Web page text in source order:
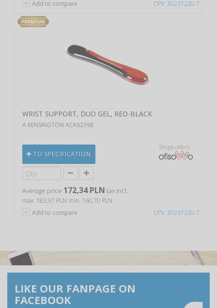
CPV: 30237220-7
Add to compare
CPV: 30237220-7
WRIST SUPPORT, DUO GEL, RED-BLACK
A KENSINGTON ACK62398
TO SPECIFICATION
Shops offers
Average price 172,34 PLN tax incl.
max. 183,97 PLN min. 160,70 PLN
Add to compare
LIKE OUR FANPAGE ON
FACEBOOK